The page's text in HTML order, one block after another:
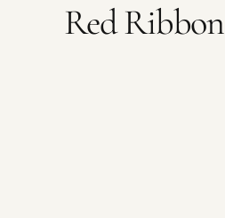
Red Ribbon